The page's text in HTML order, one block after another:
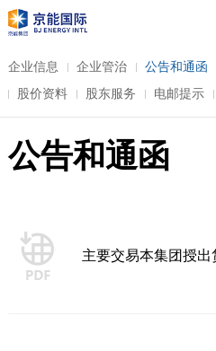
企业信息 企业管治 公告和通函
股价资料
股东服务 电邮提示
公告和通函
主要交易本集团授出